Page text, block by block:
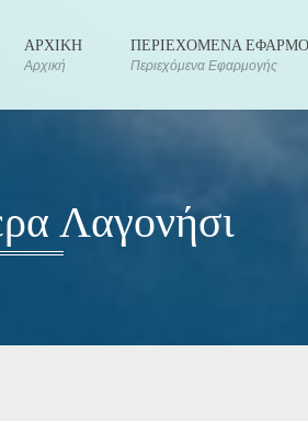
ΑΡΧΙΚΗ
Αρχική
ΠΕΡΙΕΧΟΜΕΝΑ
Περιεχόμενα Εφαρμογής
Λαγονήσι